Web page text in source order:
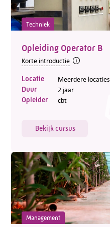
Techniek
Opleiding Operator B
Korte introductie
Locatie Meerdere locaties
Duur 2 jaar
Opleider cbt
Bekijk cursus
Management